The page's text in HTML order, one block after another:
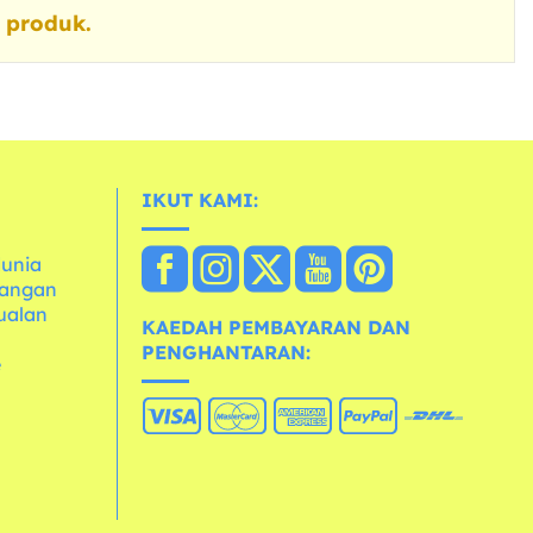
produk.
IKUT KAMI:
KAEDAH PEMBAYARAN DAN
PENGHANTARAN: